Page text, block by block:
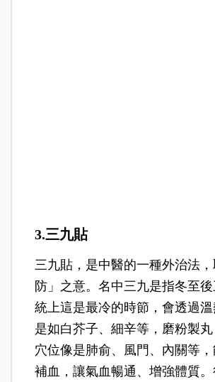
3.三九貼
三九貼，是中醫的一種外治法
防」之意。名中三九是指冬至
統上這是最冷的時節，會透過
是如白芥子、細辛等，磨粉製
穴位像是肺俞、風門、內關等
補血，讓氣血暢通、增強體質